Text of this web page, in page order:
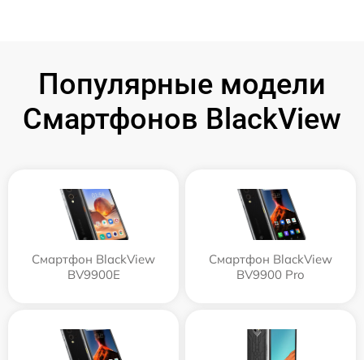
Популярные модели
Смартфонов BlackView
Смартфон BlackView
BV9900E
Смартфон BlackView
BV9900 Pro